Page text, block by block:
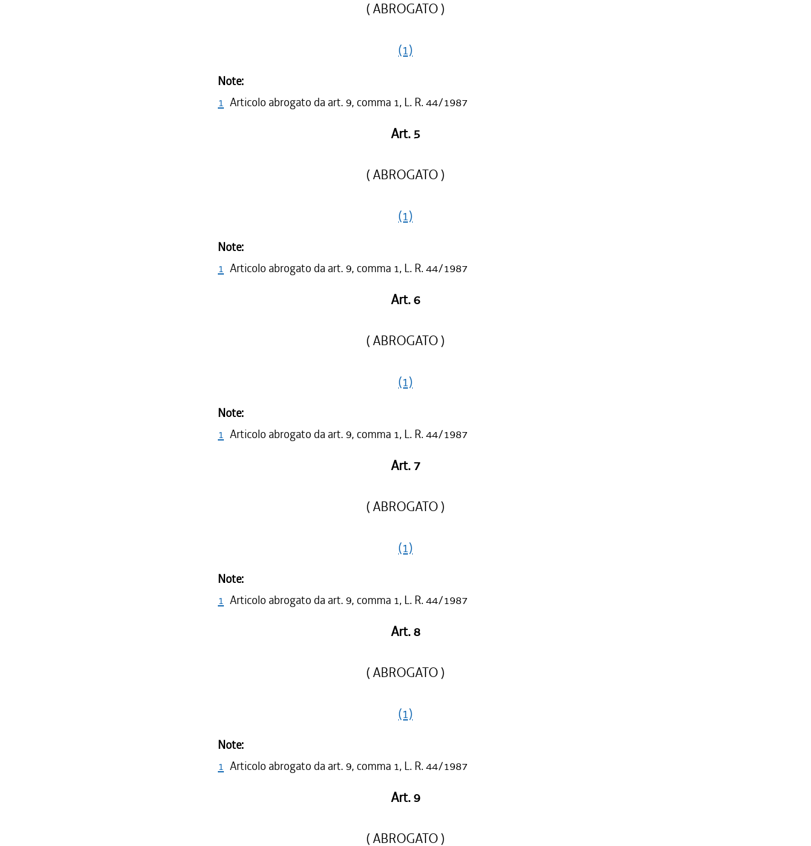
( ABROGATO )
(1)
Note:
1 Articolo abrogato da art. 9, comma 1, L. R. 44/1987
Art. 5
( ABROGATO )
(1)
Note:
1 Articolo abrogato da art. 9, comma 1, L. R. 44/1987
Art. 6
( ABROGATO )
(1)
Note:
1 Articolo abrogato da art. 9, comma 1, L. R. 44/1987
Art. 7
( ABROGATO )
(1)
Note:
1 Articolo abrogato da art. 9, comma 1, L. R. 44/1987
Art. 8
( ABROGATO )
(1)
Note:
1 Articolo abrogato da art. 9, comma 1, L. R. 44/1987
Art. 9
( ABROGATO )